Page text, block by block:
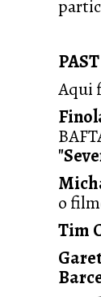
Aqui
o
Tim